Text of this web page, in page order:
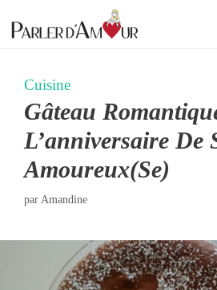
au
Cuisine
Gâteau
L’anniversaire De
Amoureux(se)
par Amandine